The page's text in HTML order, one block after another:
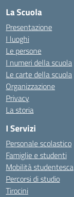
La Scuola
Presentazione
I luoghi
Le persone
I numeri della scuola
Le carte della scuola
Organizzazione
Privacy
La storia
I Servizi
Personale scolastico
Famiglie e studenti
Mobilità studentesca
Percorsi di studio
Tirocini